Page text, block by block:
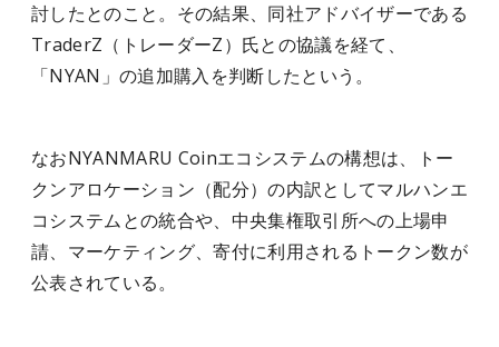
討したとのこと。その結果、同社アドバイザーである
TraderZ（トレーダーZ）氏との協議を経て、
「NYAN」の追加購入を判断したという。
なおNYANMARU Coinエコシステムの構想は、トー
クンアロケーション（配分）の内訳としてマルハンエ
コシステムとの統合や、中央集権取引所への上場申
請、マーケティング、寄付に利用されるトークン数が
公表されている。